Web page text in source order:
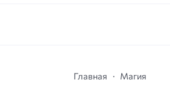
Главная Магия